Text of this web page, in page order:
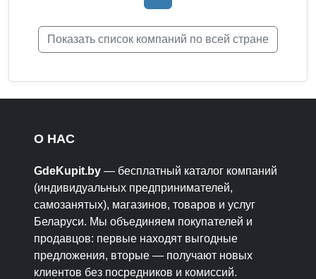
Показать список компаний по всей стране
О НАС
GdeKupit.by — бесплатный каталог компаний
(индивидуальных предпринимателей,
самозанятых), магазинов, товаров и услуг
Беларуси. Мы объединяем покупателей и
продавцов: первые находят выгодные
предложения, вторые — получают новых
клиентов без посредников и комиссий.